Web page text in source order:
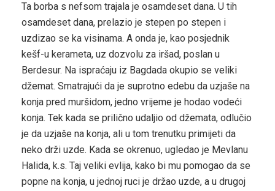
Ta borba s nefsom trajala je osamdeset dana. U tih
osamdeset dana, prelazio je stepen po stepen i
uzdizao se ka visinama. A onda je, kao posjednik
kešf-u kerameta, uz dozvolu za iršad, poslan u
Berdesur. Na ispraćaju iz Bagdada okupio se veliki
džemat. Smatrajući da je suprotno edebu da uzjaše na
konja pred muršidom, jedno vrijeme je hodao vodeći
konja. Tek kada se prilično udaljio od džemata, odlučio
je da uzjaše na konja, ali u tom trenutku primijeti da
neko drži uzde. Kada se okrenuo, ugledao je Mevlanu
Halida, k.s. Taj veliki evlija, kako bi mu pomogao da se
popne na konja, u jednoj ruci je držao uzde, a u drugoj